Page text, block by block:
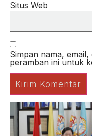
Situs Web
Simpan nama,
peramban ini untuk